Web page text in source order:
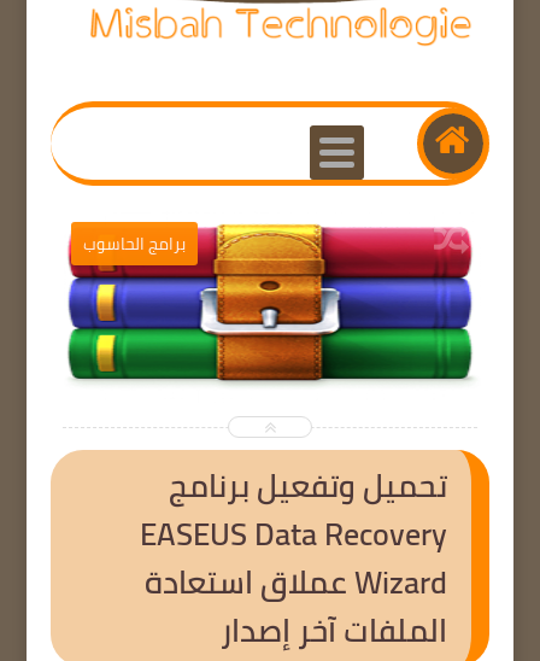
برامج الحاسوب
تحميل وتفعيل برنامج
EASEUS Data Recovery
Wizard عملاق استعادة
الملفات آخر إصدار